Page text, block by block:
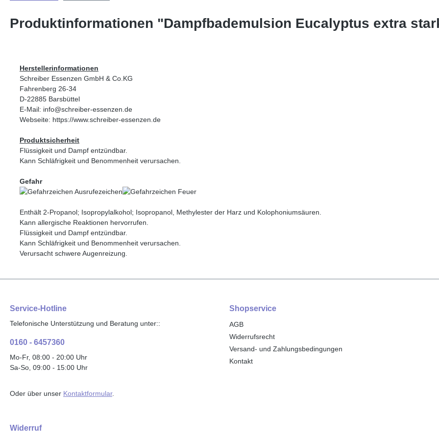
Produktinformationen "Dampfbademulsion Eucalyptus extra
Herstellerinformationen
Schreiber Essenzen GmbH & Co.KG
Fahrenberg 26-34
D-22885 Barsbüttel
E-Mail: info@schreiber-essenzen.de
Webseite: https://www.schreiber-essenzen.de
Produktsicherheit
Flüssigkeit und Dampf entzündbar.
Kann Schläfrigkeit und Benommenheit verursachen.
Gefahr
Enthält 2-Propanol; Isopropylalkohol; Isopropanol, Methylester der Harz und Kolophoniumsäuren.
Kann allergische Reaktionen hervorrufen.
Flüssigkeit und Dampf entzündbar.
Kann Schläfrigkeit und Benommenheit verursachen.
Verursacht schwere Augenreizung.
Service-Hotline
Telefonische Unterstützung und Beratung unter::
0160 - 6457360
Mo-Fr, 08:00 - 20:00 Uhr
Sa-So, 09:00 - 15:00 Uhr
Oder über unser Kontaktformular.
Shopservice
AGB
Widerrufsrecht
Versand- und Zahlungsbedingungen
Kontakt
Widerruf